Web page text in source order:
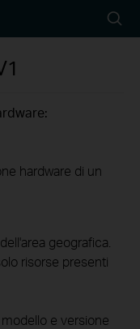
icon
hardware di un
geografica.
risorse presenti
e versione